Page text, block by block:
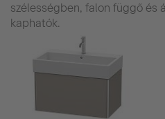
szélességben, falon függő és
kaphatók.